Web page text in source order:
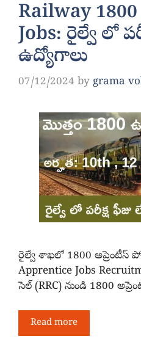
Railway
Jobs: రైల్వే లో
ఉద్యోగాలు
07/12/2024 by grama
రైల్వే శాఖలో 1800 అప్రెంటీస్
Apprentice Jobs
సెల్ (RRC) నుండి 1800
Read more